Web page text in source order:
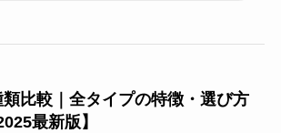
類比較｜全タイプの特徴・選び方
最新版】